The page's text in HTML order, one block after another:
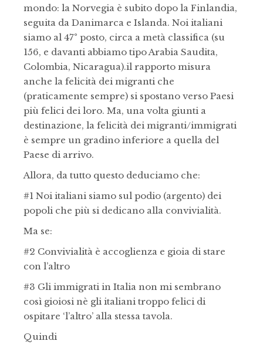
mondo: la Norvegia è subito dopo la Finlandia,
seguita da Danimarca e Islanda. Noi italiani
siamo al 47° posto, circa a metà classifica (su
156, e davanti abbiamo tipo Arabia Saudita,
Colombia, Nicaragua).il rapporto misura
anche la felicità dei migranti che
(praticamente sempre) si spostano verso Paesi
più felici dei loro. Ma, una volta giunti a
destinazione, la felicità dei migranti/immigrati
è sempre un gradino inferiore a quella del
Paese di arrivo.
Allora, da tutto questo deduciamo che:
#1 Noi italiani siamo sul podio (argento) dei
popoli che più si dedicano alla convivialità.
Ma se:
#2 Convivialità è accoglienza e gioia di stare
con l’altro
#3 Gli immigrati in Italia non mi sembrano
così gioiosi nè gli italiani troppo felici di
ospitare ‘l’altro’ alla stessa tavola.
Quindi